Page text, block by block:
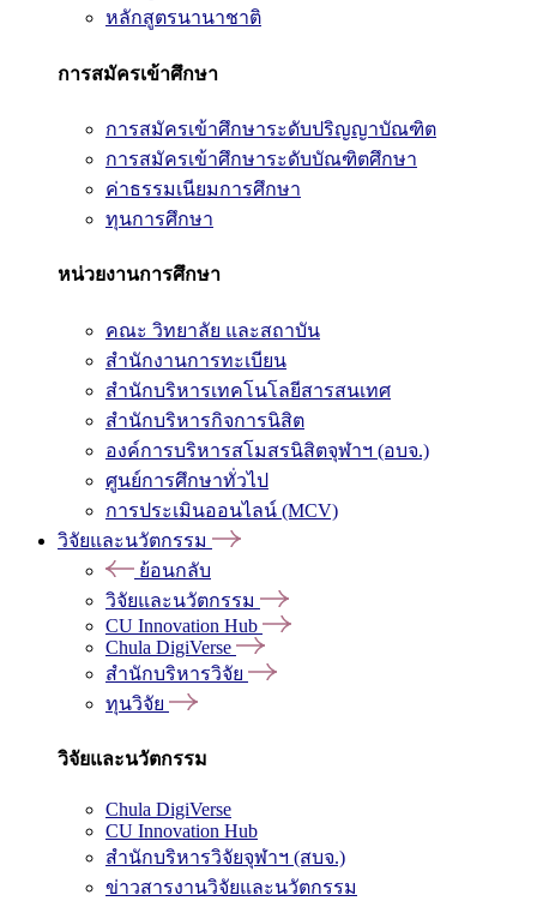
หลักสูตรนานาชาติ
การสมัครเข้าศึกษา
การสมัครเข้าศึกษาระดับปริญญาบัณฑิต
การสมัครเข้าศึกษาระดับบัณฑิตศึกษา
ค่าธรรมเนียมการศึกษา
ทุนการศึกษา
หน่วยงานการศึกษา
คณะ วิทยาลัย และสถาบัน
สำนักงานการทะเบียน
สำนักบริหารเทคโนโลยีสารสนเทศ
สำนักบริหารกิจการนิสิต
องค์การบริหารสโมสรนิสิตจุฬาฯ (อบจ.)
ศูนย์การศึกษาทั่วไป
การประเมินออนไลน์ (MCV)
วิจัยและนวัตกรรม
ย้อนกลับ
วิจัยและนวัตกรรม
CU Innovation Hub
Chula DigiVerse
สำนักบริหารวิจัย
ทุนวิจัย
วิจัยและนวัตกรรม
Chula DigiVerse
CU Innovation Hub
สำนักบริหารวิจัยจุฬาฯ (สบจ.)
ข่าวสารงานวิจัยและนวัตกรรม